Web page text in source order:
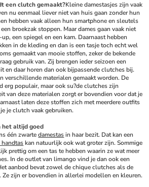
een clutch gemaakt?Kleine damestasjes zijn vaak
nu eenmaal liever niet van huis gaan zonder hun
hebben vaak alleen hun smartphone en sleutels
broekzak stoppen. Maar dames gaan vaak niet
een spiegel en een kam. Daarnaast hebben
in de kleding en dan is een tasje toch echt wel
gemaakt van mooie stoffen, zeker de bekende
gebruik van. Zij brengen ieder seizoen een
en daar horen dan ook bijpassende clutches bij.
verschillende materialen gemaakt worden. De
erg populair, maar ook su?de clutches zijn
van deze materialen zorgt er bovendien voor dat je
laten deze stoffen zich met meerdere outfits
je clutch vaak gebruiken.
het altijd goed
één zwarte damestas in haar bezit. Dat kan een
handtas kan natuurlijk ook wat groter zijn. Sommige
prettig om een tas te hebben waarin ze wat meer
In de outlet van limango vind je dan ook een
aanbod bevat zowel de chique clutches als de
. Ze zijn er bovendien in allerlei modellen en kleuren.